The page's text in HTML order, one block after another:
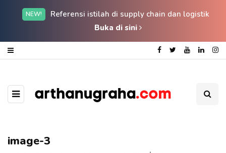
NEW!
Referensi istilah di supply chain dan logistik
Buka di sini
image-3